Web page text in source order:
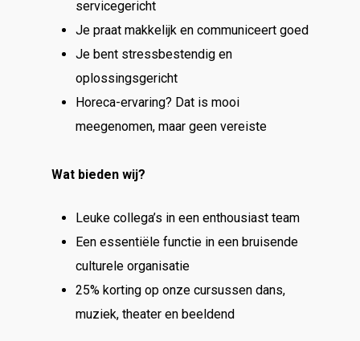
servicegericht
Je praat makkelijk en communiceert goed
Je bent stressbestendig en
oplossingsgericht
Horeca-ervaring? Dat is mooi
meegenomen, maar geen vereiste
Wat bieden wij?
Leuke collega’s in een enthousiast team
Een essentiële functie in een bruisende
culturele organisatie
25% korting op onze cursussen dans,
muziek, theater en beeldend